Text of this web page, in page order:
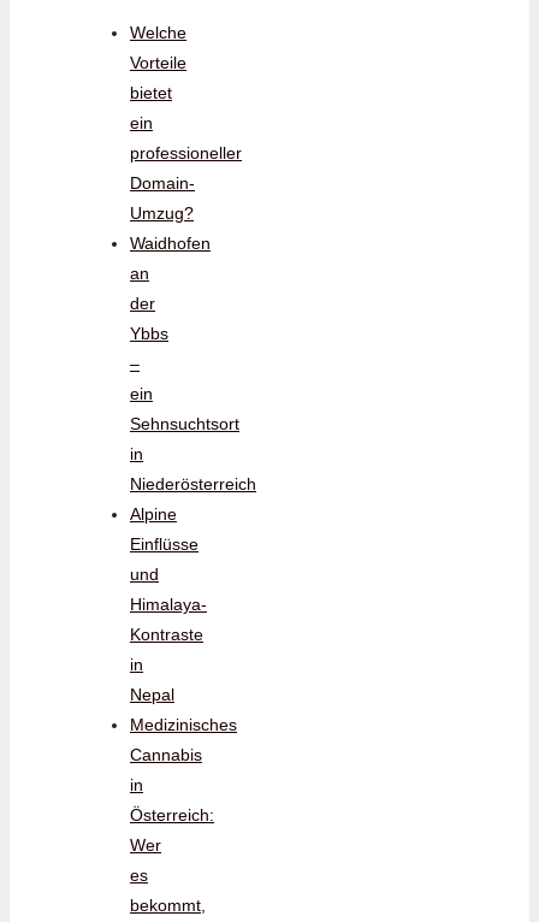
Welche
Vorteile
bietet
ein
professioneller
Domain-
Umzug?
Waidhofen
an
der
Ybbs
–
ein
Sehnsuchtsort
in
Niederösterreich
Alpine
Einflüsse
und
Himalaya-
Kontraste
in
Nepal
Medizinisches
Cannabis
in
Österreich:
Wer
es
bekommt,